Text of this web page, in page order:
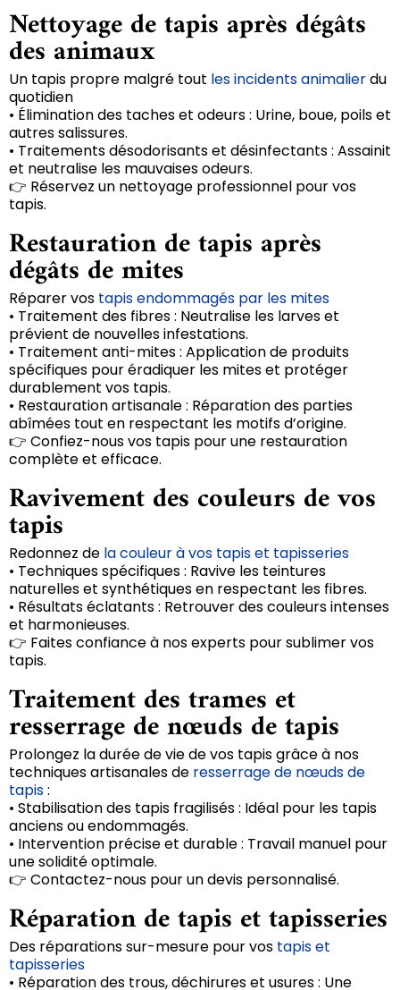
Nettoyage de tapis après dégâts
des animaux
Un tapis propre malgré tout les incidents animalierdu
quotidien
• Élimination des taches et odeurs : Urine, boue, poils et
autres salissures.
• Traitements désodorisants et désinfectants : Assainit
et neutralise les mauvaises odeurs.
👉 Réservez un nettoyage professionnel pour vos
tapis.
Restauration de tapis après
dégâts de mites
Réparer vos tapis endommagés par les mites
• Traitement des fibres : Neutralise les larves et
prévient de nouvelles infestations.
• Traitement anti-mites : Application de produits
spécifiques pour éradiquer les mites et protéger
durablement vos tapis.
• Restauration artisanale : Réparation des parties
abîmées tout en respectant les motifs d’origine.
👉 Confiez-nous vos tapis pour une restauration
complète et efficace.
Ravivement des couleurs de vos
tapis
Redonnez de la couleur à vos tapis et tapisseries
• Techniques spécifiques : Ravive les teintures
naturelles et synthétiques en respectant les fibres.
• Résultats éclatants : Retrouver des couleurs intenses
et harmonieuses.
👉 Faites confiance à nos experts pour sublimer vos
tapis.
Traitement des trames et
resserrage de nœuds de tapis
Prolongez la durée de vie de vos tapis grâce à nos
techniques artisanales de resserrage de nœuds de
tapis:
• Stabilisation des tapis fragilisés : Idéal pour les tapis
anciens ou endommagés.
• Intervention précise et durable : Travail manuel pour
une solidité optimale.
👉 Contactez-nous pour un devis personnalisé.
Réparation de tapis et tapisseries
Des réparations sur-mesure pour vos tapis et
tapisseries
• Réparation des trous, déchirures et usures : Une